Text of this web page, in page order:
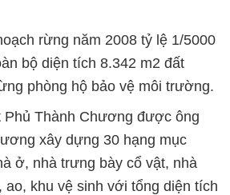
rừng năm 2008 tỷ lệ 1/5000
bộ diện tích 8.342 m2 đất
phòng hộ bảo vệ môi trường.
Phủ Thành Chương được ông
xây dựng 30 hạng mục
ở, nhà trưng bày cổ vật, nhà
ao, khu vệ sinh với tổng diện tích